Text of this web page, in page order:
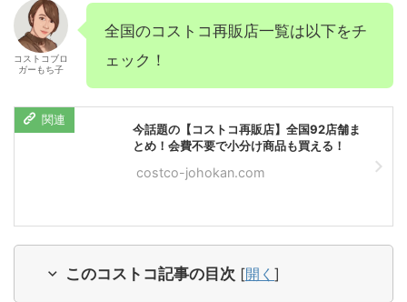
コストコブロ
ガーもち子
全国のコストコ再販店一覧は以下をチ
ェック！
今話題の【コストコ再販店】全国92店舗ま
とめ！会費不要で小分け商品も買える！
costco-johokan.com
このコストコ記事の目次 [開く ]